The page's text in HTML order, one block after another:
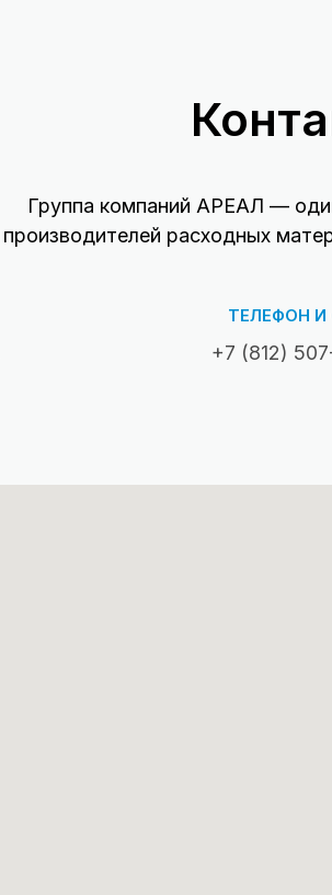
Группа компаний АРЕАЛ —
производителей расходных
ТЕЛЕФОН И
+7 (812)